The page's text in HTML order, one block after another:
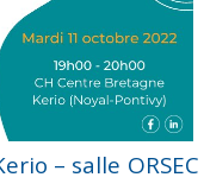
– salle